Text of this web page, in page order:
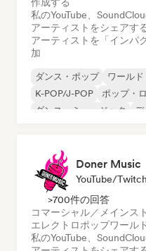
私のYouTube、
アーティストをシェアす
アーティストを「インパ
加
ダンス・ポップ ワール
K-POP/J-POP
ポップ・
ダンス・ミュージック
Doner Music
YouTube/
>700件の回答
コマーシャル／メインス
エレクトロポップワール
私のYouTube、